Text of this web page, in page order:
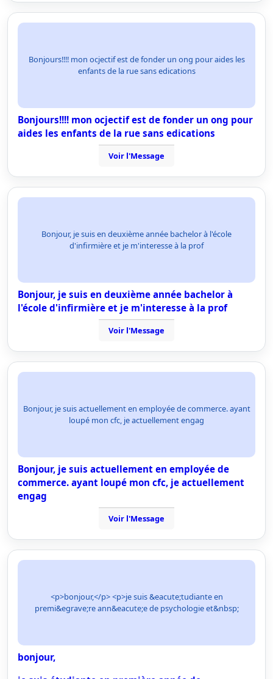
Bonjours!!!! mon ocjectif est de fonder un ong pour aides les
enfants de la rue sans edications
Bonjours!!!! mon ocjectif est de fonder un ong pour
aides les enfants de la rue sans edications
Voir l'Message
Bonjour, je suis en deuxième année bachelor à l'école
d'infirmière et je m'interesse à la prof
Bonjour, je suis en deuxième année bachelor à
l'école d'infirmière et je m'interesse à la prof
Voir l'Message
Bonjour, je suis actuellement en employée de commerce. ayant
loupé mon cfc, je actuellement engag
Bonjour, je suis actuellement en employée de
commerce. ayant loupé mon cfc, je actuellement
engag
Voir l'Message
<p>bonjour,</p> <p>je suis &eacute;tudiante en
premi&egrave;re ann&eacute;e de psychologie et&nbsp;
bonjour,